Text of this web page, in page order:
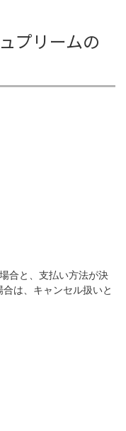
プリームの
合と、支払い方法が決
は、キャンセル扱いと